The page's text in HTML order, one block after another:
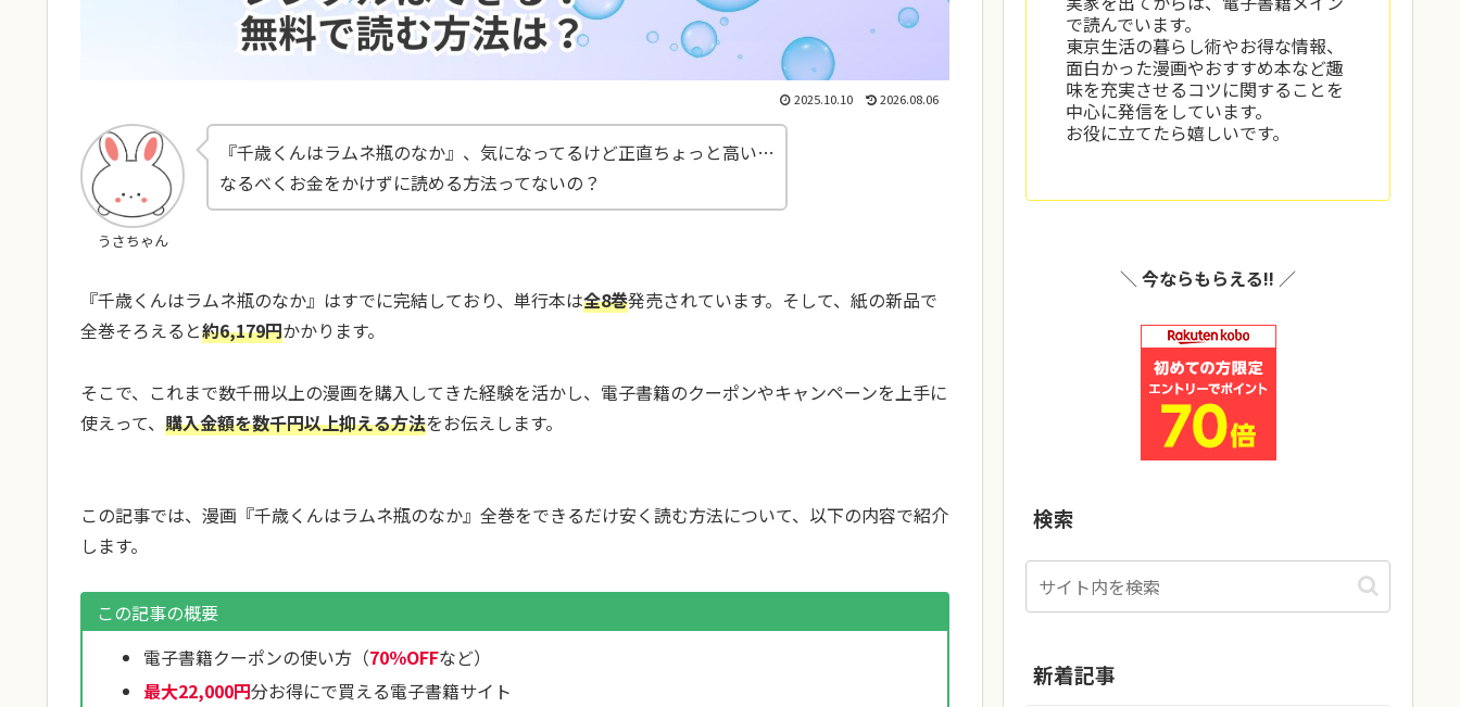
2025.10.10 2026.08.06
うさちゃん
『千歳くんはラムネ瓶のなか』、気になってるけど正直ちょっと高い…
なるべくお金をかけずに読める方法ってないの？
『千歳くんはラムネ瓶のなか』はすでに完結しており、単行本は全8巻発売されています。そして、紙の新品で
全巻そろえると約6,179円かかります。
そこで、これまで数千冊以上の漫画を購入してきた経験を活かし、電子書籍のクーポンやキャンペーンを上手に
使えって、 購入金額を数千円以上抑える方法をお伝えします。
この記事では、漫画『千歳くんはラムネ瓶のなか』全巻をできるだけ安く読む方法について、以下の内容で紹介
します。
この記事の概要
電子書籍クーポンの使い方（70％OFFなど）
最大22,000円分お得にで買える電子書籍サイト
で読んでいます。
東京生活の暮らし術やお得な情報、
面白かった漫画やおすすめ本など趣
味を充実させるコツに関することを
中心に発信をしています。
お役に立てたら嬉しいです。
＼ 今ならもらえる!! ／
検索
新着記事